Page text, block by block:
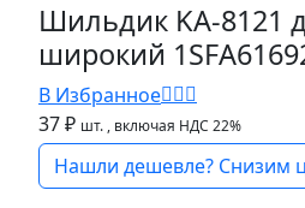
Шильдик KA-8121
широкий
В Избранное
37 ₽ шт. , включая НДС 22%
Нашли дешевле? Снизим